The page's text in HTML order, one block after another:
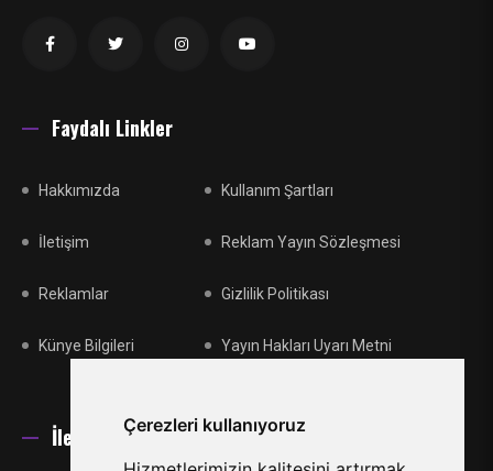
Çerezleri kullanıyoruz
Faydalı Linkler
Hakkımızda
İletişim
Reklamlar
Künye Bilgileri
Kullanım Şartları
Reklam Yayın Sözleşmesi
Gizlilik Politikası
Yayın Hakları Uyarı Metni
İletişim